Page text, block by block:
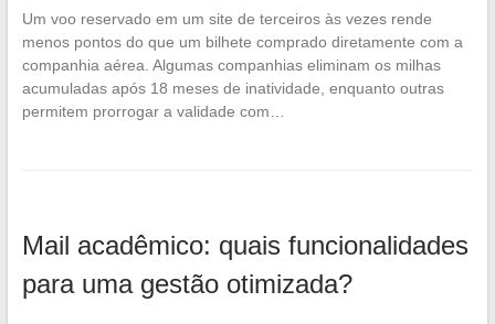
Um voo reservado em um site de terceiros às vezes rende
menos pontos do que um bilhete comprado diretamente com a
companhia aérea. Algumas companhias eliminam os milhas
acumuladas após 18 meses de inatividade, enquanto outras
permitem prorrogar a validade com…
Mail acadêmico: quais funcionalidades
para uma gestão otimizada?